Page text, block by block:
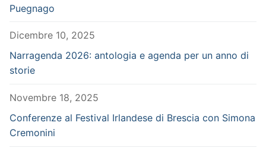
Puegnago
Dicembre 10, 2025
Narragenda 2026: antologia e agenda per un anno di
storie
Novembre 18, 2025
Conferenze al Festival Irlandese di Brescia con Simona
Cremonini